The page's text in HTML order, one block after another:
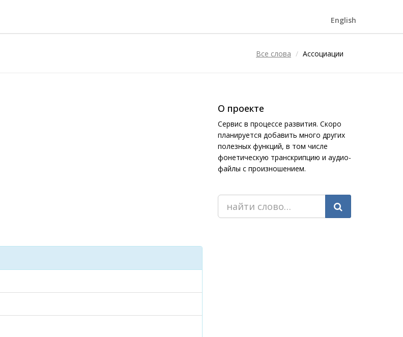
English
Все слова Ассоциации
О проекте
Сервис в процессе развития. Скоро
планируется добавить много других
полезных функций, в том числе
фонетическую транскрипцию и аудио-
файлы с произношением.